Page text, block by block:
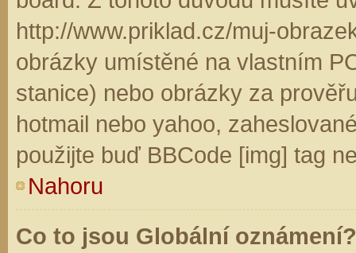
http://www.priklad.cz/muj-
obrázky umístěné na vlastním
stanice) nebo obrázky za
hotmail nebo yahoo,
použijte buď BBCode [img] tag
Nahoru
Co to jsou Globální oznámení?